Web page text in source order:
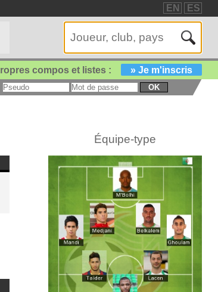
EN ES
compos et listes : » Je m'inscris
OK
Équipe-type